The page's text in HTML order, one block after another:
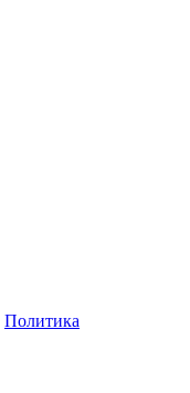
Политика